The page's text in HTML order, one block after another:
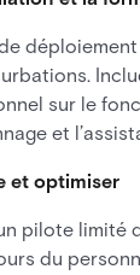
sur le
et
et optimiser
pilote limité
du